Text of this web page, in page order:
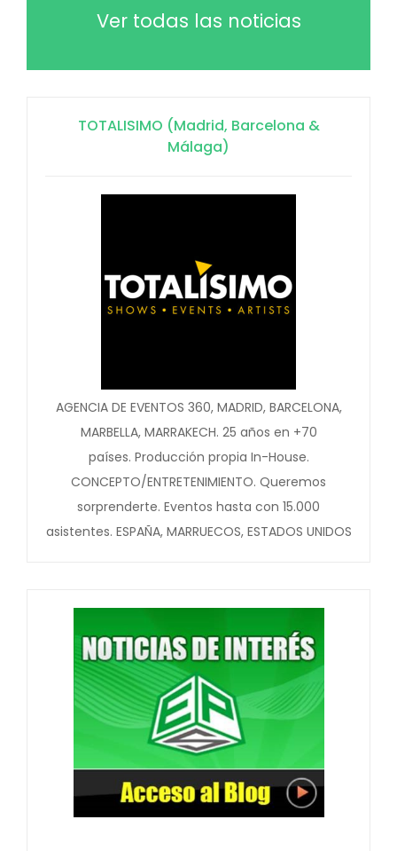
Ver todas las noticias
TOTALISIMO (Madrid, Barcelona &
Málaga)
AGENCIA DE EVENTOS 360, MADRID, BARCELONA,
MARBELLA, MARRAKECH. 25 años en +70
países. Producción propia In-House.
CONCEPTO/ENTRETENIMIENTO. Queremos
sorprenderte. Eventos hasta con 15.000
asistentes. ESPAÑA, MARRUECOS, ESTADOS UNIDOS